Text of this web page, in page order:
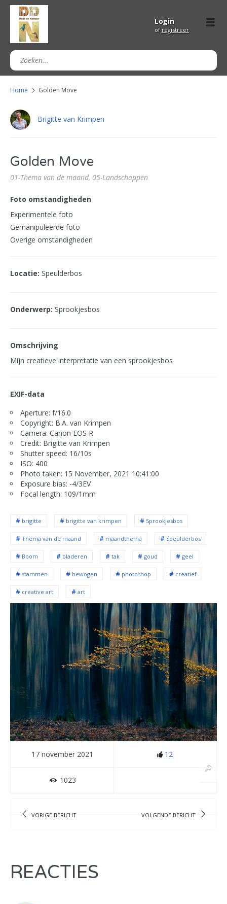
Login
of registreer
Home Golden Move
Brigitte van Krimpen
Golden Move
01-Thema van de maand, 05-Landschappen
Foto omstandigheden
Experimentele foto
Gemanipuleerde foto
Overige omstandigheden
Locatie: Speulderbos
Onderwerp: Sprookjesbos
Omschrijving
Mijn creatieve interpretatie van een sprookjesbos
EXIF-data
Aperture: f/16.0
Copyright: B.A. van Krimpen
Camera: Canon EOS R
Credit: Brigitte van Krimpen
Shutter speed: 16/10s
ISO: 400
Photo taken: 15 November, 2021 10:41:00
Exposure bias: -4/3EV
Focal length: 109/1mm
brigitte brigitte van krimpen Sprookjesbos
Thema van de maand maandthema Speulderbos
Boom bladeren tak goud geel
stammen bewogen photoshop creatief
creative art art
17 november 2021 12
1023
VORIGE BERICHT VOLGENDE BERICHT
REACTIES